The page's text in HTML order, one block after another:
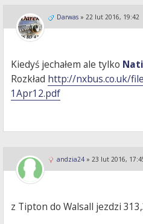
Darwas » 22 lut 2016, 19:42
Kiedyś jechałem ale tylko
Rozkład http://nxbus.co.uk/
1Apr12.pdf
andzia24 » 23 lut 2016,
z Tipton do Walsall jezdzi